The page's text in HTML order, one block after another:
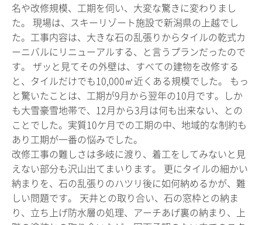
名や改修規模、工期を伺い、大変な驚きに変わりまし
た。 現場は、スキーリゾート施設で新潟県の上越でし
た。工事内容は、大きな石の乱張りからタイルの乾式カ
ーニバルにリニューアルする、と言うプランだったので
す。 ザッと見てその外壁は、すべての建物を改修する
と、タイルだけでも10,000㎡近くある規模でした。 もっ
と驚いたことは、工期が9月から翌年の10月です。しか
も大雪豪雪地帯で、12月から3月は何も出来ない、との
ことでした。実質10ケ月での工期の中、地域的な制約も
あり工期が一番の悩みでした。
改修工事の難しさは多岐に渡り、着工をしてみないと見
えない部分も沢山出てまいります。 更にタイルの細かい
納まりを、石の乱張りのハツリ後に如何納めるかが、難
しい問題です。 天井との取り合い、石の窓枠との納ま
り、立ち上げ防水層の処理、アーチあげ裏の納まり、上